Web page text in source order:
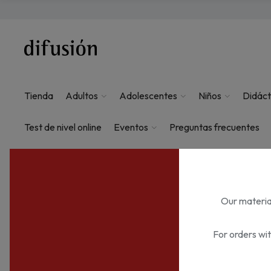
Tienda Adultos Adolescentes Niños
Test de nivel online Eventos Preguntas frecuentes
Our
For orders